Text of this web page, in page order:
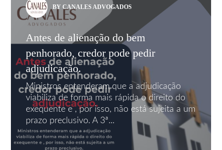
BY CANALES ADVOGADOS
Antes de alienação do bem
penhorado, credor pode pedir
adjudicação.
Ministros entenderam que a adjudicação
viabiliza de forma mais rápida o direito do
exequente e , por isso, não está sujeita a um
prazo preclusivo. A 3ª...